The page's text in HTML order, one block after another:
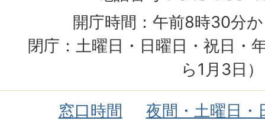
開庁時間：午前8時30分
閉庁：土曜日・日曜日・祝日・
ら1月3日）
窓口時間
夜間・土曜日・